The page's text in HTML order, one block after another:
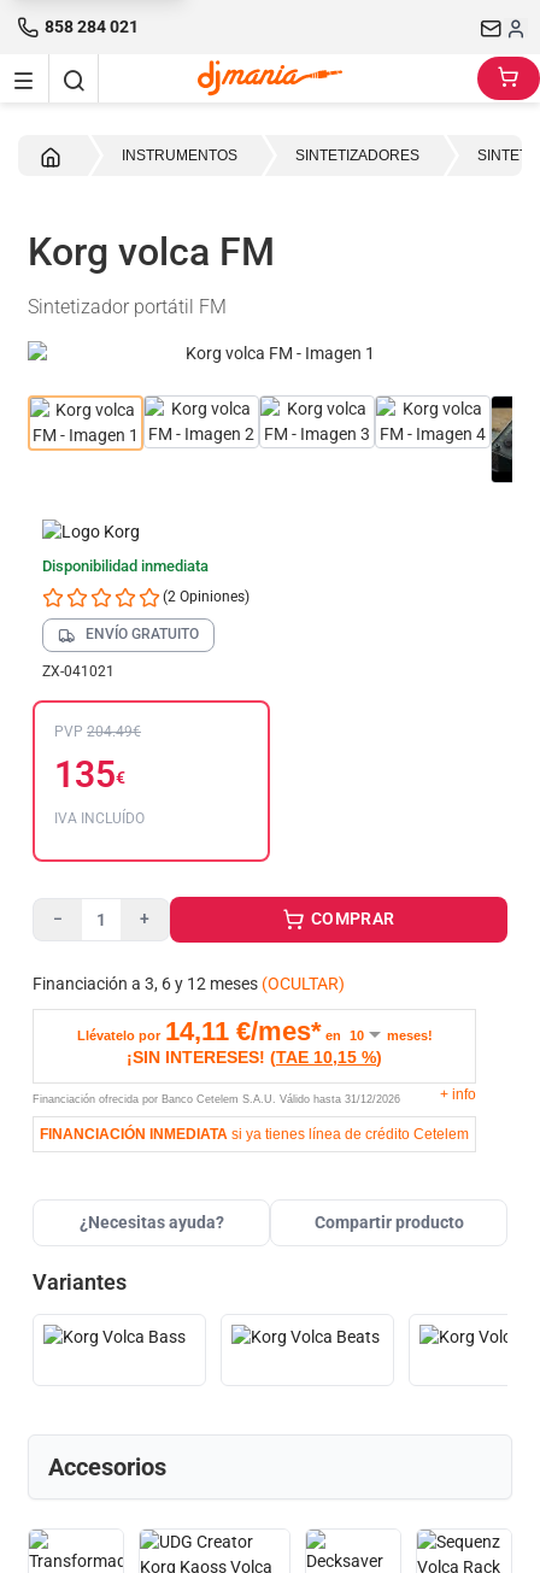
858 284 021
INSTRUMENTOS SINTETIZADORES
Korg volca FM
Sintetizador portátil FM
Disponibilidad inmediata
(2 Opiniones)
ENVÍO GRATUITO
ZX-041021
PVP 204.49€
135€
IVA INCLUÍDO
− + COMPRAR
Financiación a 3, 6 y 12 meses (OCULTAR)
Llévatelo por 14,11€/mes* en meses!
¡SIN INTERESES! (TAE 10,15 %)
Financiación ofrecida por Banco Cetelem S.A.U. Válido hasta 31/12/2026 + info
FINANCIACIÓN INMEDIATA si ya tienes línea de crédito Cetelem
¿Necesitas ayuda? Compartir producto
Variantes
Accesorios